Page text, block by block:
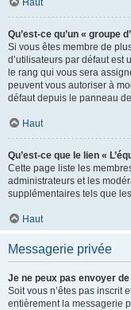
Haut
Qu’est-ce qu’un « groupe
Si vous êtes membre de
d’utilisateurs par défaut est
le rang qui vous sera
peuvent vous autoriser à
défaut depuis le panneau
Haut
Qu’est-ce que le lien «
Cette page liste les
administrateurs et les
supplémentaires tels que
Haut
Messagerie privée
Je ne peux pas envoyer
Soit vous n’êtes pas inscrit
entièrement la messagerie